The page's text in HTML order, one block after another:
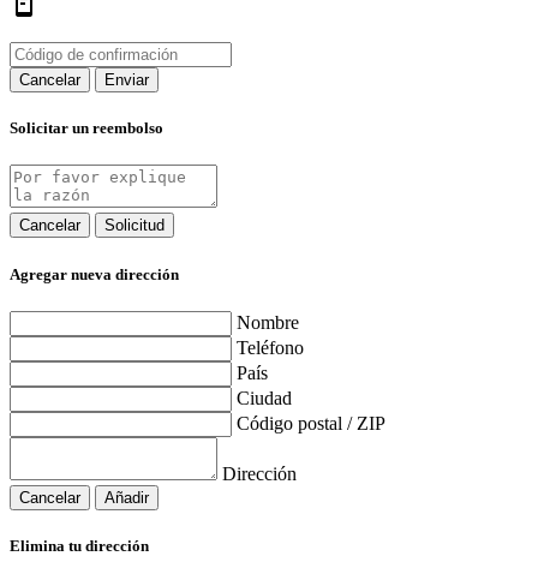
Cancelar Enviar
Solicitar un reembolso
Cancelar Solicitud
Agregar nueva dirección
Nombre
Teléfono
País
Ciudad
Código postal / ZIP
Dirección
Cancelar Añadir
Elimina tu dirección